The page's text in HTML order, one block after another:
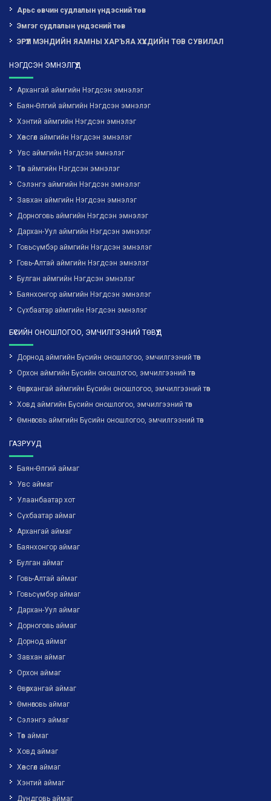
Арьс өвчин судлалын үндэсний төв
Эмгэг судлалын үндэсний төв
ЭРҮҮЛ МЭНДИЙН ЯАМНЫ ХАРЪЯА ХҮҮХДИЙН ТӨВ СУВИЛАЛ
НЭГДСЭН ЭМНЭЛГҮҮД
Архангай аймгийн Нэгдсэн эмнэлэг
Баян-Өлгий аймгийн Нэгдсэн эмнэлэг
Хэнтий аймгийн Нэгдсэн эмнэлэг
Хөвсгөл аймгийн Нэгдсэн эмнэлэг
Увс аймгийн Нэгдсэн эмнэлэг
Төв аймгийн Нэгдсэн эмнэлэг
Сэлэнгэ аймгийн Нэгдсэн эмнэлэг
Завхан аймгийн Нэгдсэн эмнэлэг
Дорноговь аймгийн Нэгдсэн эмнэлэг
Дархан-Уул аймгийн Нэгдсэн эмнэлэг
Говьсүмбэр аймгийн Нэгдсэн эмнэлэг
Говь-Алтай аймгийн Нэгдсэн эмнэлэг
Булган аймгийн Нэгдсэн эмнэлэг
Баянхонгор аймгийн Нэгдсэн эмнэлэг
Сүхбаатар аймгийн Нэгдсэн эмнэлэг
БҮСИЙН ОНОШЛОГОО, ЭМЧИЛГЭЭНИЙ ТӨВҮҮД
Дорнод аймгийн Бүсийн оношлогоо, эмчилгээний төв
Орхон аймгийн Бүсийн оношлогоо, эмчилгээний төв
Өвөрхангай аймгийн Бүсийн оношлогоо, эмчилгээний төв
Ховд аймгийн Бүсийн оношлогоо, эмчилгээний төв
Өмнөговь аймгийн Бүсийн оношлогоо, эмчилгээний төв
ГАЗРУУД
Баян-Өлгий аймаг
Увс аймаг
Улаанбаатар хот
Сүхбаатар аймаг
Архангай аймаг
Баянхонгор аймаг
Булган аймаг
Говь-Алтай аймаг
Говьсүмбэр аймаг
Дархан-Уул аймаг
Дорноговь аймаг
Дорнод аймаг
Завхан аймаг
Орхон аймаг
Өвөрхангай аймаг
Өмнөговь аймаг
Сэлэнгэ аймаг
Төв аймаг
Ховд аймаг
Хөвсгөл аймаг
Хэнтий аймаг
Дундговь аймаг